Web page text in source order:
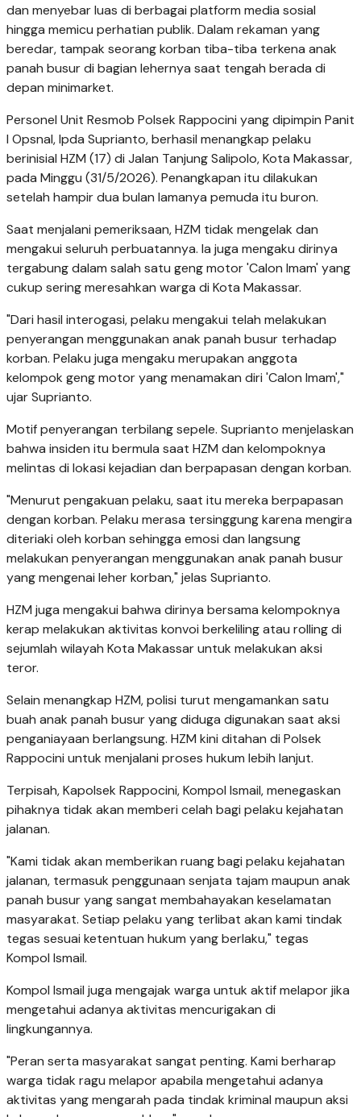
dan menyebar luas di berbagai platform media sosial
hingga memicu perhatian publik. Dalam rekaman yang
beredar, tampak seorang korban tiba-tiba terkena anak
panah busur di bagian lehernya saat tengah berada di
depan minimarket.
Personel Unit Resmob Polsek Rappocini yang dipimpin Panit
I Opsnal, Ipda Suprianto, berhasil menangkap pelaku
berinisial HZM (17) di Jalan Tanjung Salipolo, Kota Makassar,
pada Minggu (31/5/2026). Penangkapan itu dilakukan
setelah hampir dua bulan lamanya pemuda itu buron.
Saat menjalani pemeriksaan, HZM tidak mengelak dan
mengakui seluruh perbuatannya. Ia juga mengaku dirinya
tergabung dalam salah satu geng motor 'Calon Imam' yang
cukup sering meresahkan warga di Kota Makassar.
"Dari hasil interogasi, pelaku mengakui telah melakukan
penyerangan menggunakan anak panah busur terhadap
korban. Pelaku juga mengaku merupakan anggota
kelompok geng motor yang menamakan diri 'Calon Imam',"
ujar Suprianto.
Motif penyerangan terbilang sepele. Suprianto menjelaskan
bahwa insiden itu bermula saat HZM dan kelompoknya
melintas di lokasi kejadian dan berpapasan dengan korban.
"Menurut pengakuan pelaku, saat itu mereka berpapasan
dengan korban. Pelaku merasa tersinggung karena mengira
diteriaki oleh korban sehingga emosi dan langsung
melakukan penyerangan menggunakan anak panah busur
yang mengenai leher korban," jelas Suprianto.
HZM juga mengakui bahwa dirinya bersama kelompoknya
kerap melakukan aktivitas konvoi berkeliling atau rolling di
sejumlah wilayah Kota Makassar untuk melakukan aksi
teror.
Selain menangkap HZM, polisi turut mengamankan satu
buah anak panah busur yang diduga digunakan saat aksi
penganiayaan berlangsung. HZM kini ditahan di Polsek
Rappocini untuk menjalani proses hukum lebih lanjut.
Terpisah, Kapolsek Rappocini, Kompol Ismail, menegaskan
pihaknya tidak akan memberi celah bagi pelaku kejahatan
jalanan.
"Kami tidak akan memberikan ruang bagi pelaku kejahatan
jalanan, termasuk penggunaan senjata tajam maupun anak
panah busur yang sangat membahayakan keselamatan
masyarakat. Setiap pelaku yang terlibat akan kami tindak
tegas sesuai ketentuan hukum yang berlaku," tegas
Kompol Ismail.
Kompol Ismail juga mengajak warga untuk aktif melapor jika
mengetahui adanya aktivitas mencurigakan di
lingkungannya.
"Peran serta masyarakat sangat penting. Kami berharap
warga tidak ragu melapor apabila mengetahui adanya
aktivitas yang mengarah pada tindak kriminal maupun aksi